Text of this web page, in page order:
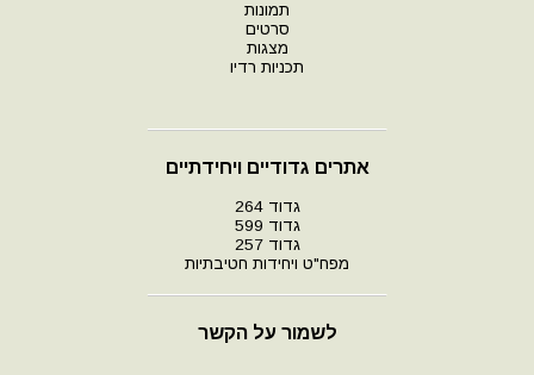
תמונות
סרטים
מצגות
תכניות רדיו
אתרים גדודיים ויחידתיים
גדוד 264
גדוד 599
גדוד 257
מפח"ט ויחידות חטיבתיות
לשמור על הקשר